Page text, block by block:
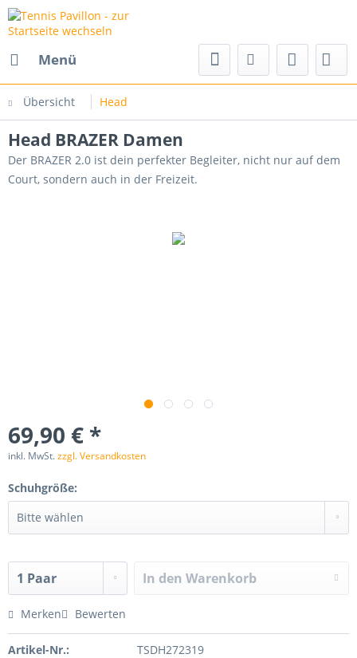
Menü
Übersicht Head
Head BRAZER Damen
Der BRAZER 2.0 ist dein perfekter Begleiter, nicht nur auf dem
Court, sondern auch in der Freizeit.
69,90 € *
inkl. MwSt.zzgl. Versandkosten
Schuhgröße:
In den Warenkorb
Merken Bewerten
Artikel-Nr.: TSDH272319